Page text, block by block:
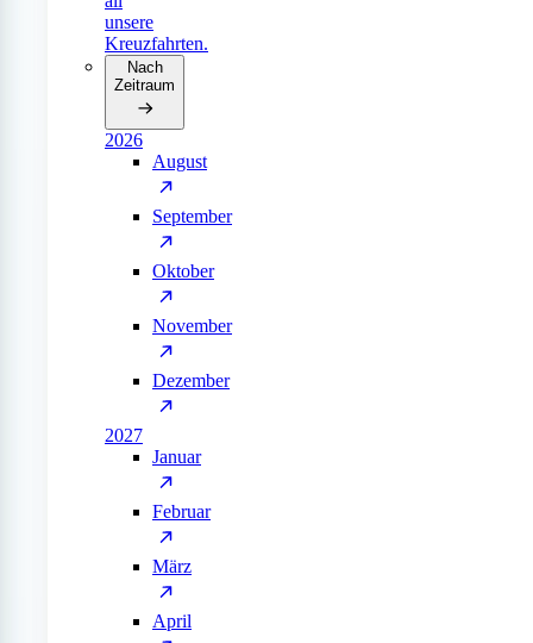
unsere
Kreuzfahrten.
Nach
Zeitraum
2026
August
September
Oktober
November
Dezember
2027
Januar
Februar
März
April